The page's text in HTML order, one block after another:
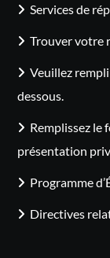
Services de
Trouver votre
Veuillez
dessous.
Remplissez le
présentation
Programme
Directives